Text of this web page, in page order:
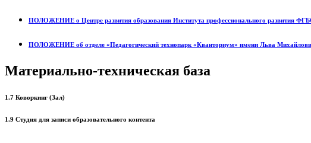
ПОЛОЖЕНИЕ о Центре развития образования Института профессионального развития
ПОЛОЖЕНИЕ об отделе «Педагогический технопарк «Кванториум» имени Льва
Материально-техническая база
1.7 Коворкинг (Зал)
1.9 Студия для записи образовательного контента